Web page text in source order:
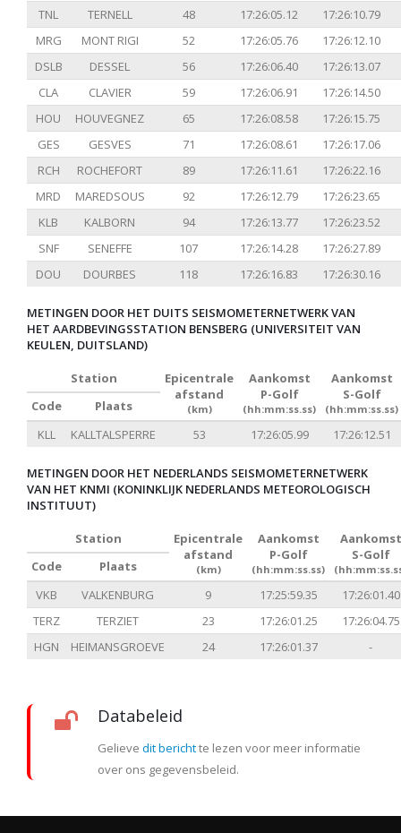
TNL
TERNELL 48 17:26:05.12
17:26:10.79
MRG
MONT RIGI 52 17:26:05.76
17:26:12.10
DSLB
DESSEL 56 17:26:06.40
17:26:13.07
CLA
CLAVIER 59 17:26:06.91
17:26:14.50
HOU
HOUVEGNEZ 65 17:26:08.58
17:26:15.75
GES
GESVES 71 17:26:08.61
17:26:17.06
RCH
ROCHEFORT 89 17:26:11.61
17:26:22.16
MRD
MAREDSOUS 92 17:26:12.79
17:26:23.65
KLB
KALBORN 94 17:26:13.77
17:26:23.52
SNF
SENEFFE 107 17:26:14.28
17:26:27.89
DOU
DOURBES 118 17:26:16.83 17:26:30.16
METINGEN DOOR HET DUITS SEISMOMETERNETWERK VAN
HET AARDBEVINGSSTATION BENSBERG (UNIVERSITEIT VAN
KEULEN, DUITSLAND)
Station
Epicentrale
afstand
(km)
Aankomst
P-Golf
(hh:mm:ss.ss)
Aankomst
S-Golf
(hh:mm:ss.ss)
Code
Plaats
KLL
KALLTALSPERRE 53 17:26:05.99 17:26:12.51
METINGEN DOOR HET NEDERLANDS SEISMOMETERNETWERK
VAN HET KNMI (KONINKLIJK NEDERLANDS METEOROLOGISCH
INSTITUUT)
Station
Epicentrale
afstand
(km)
Aankomst
P-Golf
(hh:mm:ss.ss)
Aankomst
S-Golf
Code
Plaats
VKB
VALKENBURG 9 17:25:59.35
17:26:01.40
TERZ
TERZIET 23 17:26:01.25
17:26:04.75
HGN
HEIMANSGROEVE 24 17:26:01.37 -
Databeleid
Gelieve dit berichtte lezen voor meer informatie
over ons gegevensbeleid.